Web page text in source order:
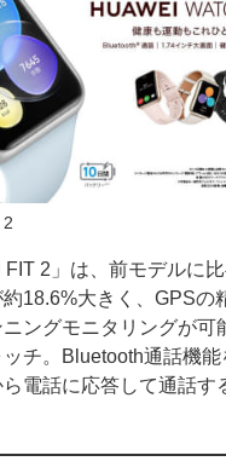
2
FIT 2」は、前モデルに
18.6%大きく、GPSの
ングモニタリングが可
チ。Bluetooth通話機能
電話に応答して通話す